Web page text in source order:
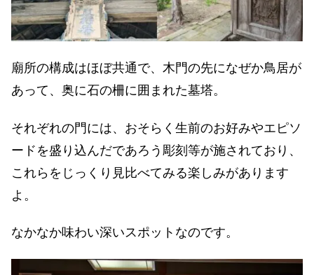
廟所の構成はほぼ共通で、木門の先になぜか鳥居が
あって、奥に石の柵に囲まれた墓塔。
それぞれの門には、おそらく生前のお好みやエピソ
ードを盛り込んだであろう彫刻等が施されており、
これらをじっくり見比べてみる楽しみがあります
よ。
なかなか味わい深いスポットなのです。